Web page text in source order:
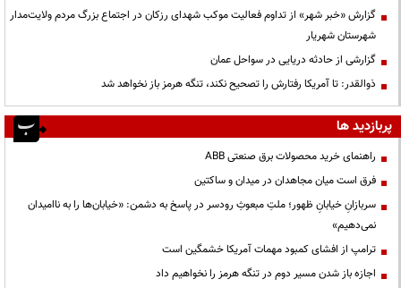
گزارش «خبر شهر» از تداوم فعالیت موکب شهدای رزکان در اجتماع بزرگ مردم ولایت‌مدار
شهرستان شهریار
گزارشی از حادثه دریایی در سواحل عمان
ذوالقدر: تا آمریکا رفتارش را تصحیح نکند، تنگه هرمز باز نخواهد شد
پربازدید ها
راهنمای خرید محصولات برق صنعتی ABB
فرق است میان مجاهدان در میدان و ساکتین
سربازانِ خیابانِ ظهور؛ ملتِ مبعوثِ رودسر در پاسخ به دشمن: «خیابان‌ها را به ناامیدان
نمی‌دهیم»
ترامپ از افشای کمبود مهمات آمریکا خشمگین است
اجازه باز شدن مسیر دوم در تنگه هرمز را نخواهیم داد